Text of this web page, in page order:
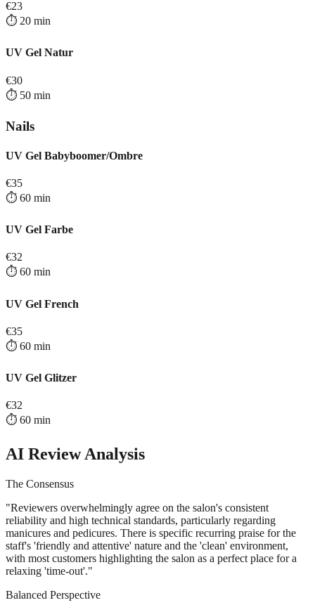
€23
⏱️ 20 min
UV Gel Natur
€30
⏱️ 50 min
Nails
UV Gel Babyboomer/Ombre
€35
⏱️ 60 min
UV Gel Farbe
€32
⏱️ 60 min
UV Gel French
€35
⏱️ 60 min
UV Gel Glitzer
€32
⏱️ 60 min
AI Review Analysis
The Consensus
"Reviewers overwhelmingly agree on the salon's consistent
reliability and high technical standards, particularly regarding
manicures and pedicures. There is specific recurring praise for the
staff's 'friendly and attentive' nature and the 'clean' environment,
with most customers highlighting the salon as a perfect place for a
relaxing 'time-out'."
Balanced Perspective